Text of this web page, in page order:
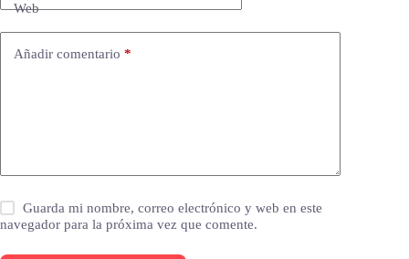
Web
Añadir comentario *
Guarda mi nombre, correo electrónico y web en este
navegador para la próxima vez que comente.